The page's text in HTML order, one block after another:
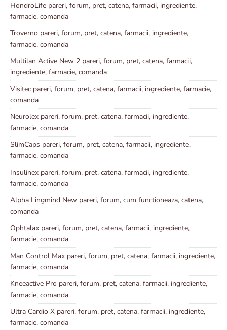
HondroLife pareri, forum, pret, catena, farmacii, ingrediente,
farmacie, comanda
Troverno pareri, forum, pret, catena, farmacii, ingrediente,
farmacie, comanda
Multilan Active New 2 pareri, forum, pret, catena, farmacii,
ingrediente, farmacie, comanda
Visitec pareri, forum, pret, catena, farmacii, ingrediente, farmacie,
comanda
Neurolex pareri, forum, pret, catena, farmacii, ingrediente,
farmacie, comanda
SlimCaps pareri, forum, pret, catena, farmacii, ingrediente,
farmacie, comanda
Insulinex pareri, forum, pret, catena, farmacii, ingrediente,
farmacie, comanda
Alpha Lingmind New pareri, forum, cum functioneaza, catena,
comanda
Ophtalax pareri, forum, pret, catena, farmacii, ingrediente,
farmacie, comanda
Man Control Max pareri, forum, pret, catena, farmacii, ingrediente,
farmacie, comanda
Kneeactive Pro pareri, forum, pret, catena, farmacii, ingrediente,
farmacie, comanda
Ultra Cardio X pareri, forum, pret, catena, farmacii, ingrediente,
farmacie, comanda